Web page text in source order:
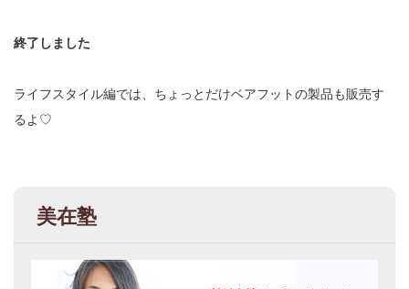
終了しました
ライフスタイル編では、ちょっとだけベアフットの製品も販売す
るよ♡
美在塾